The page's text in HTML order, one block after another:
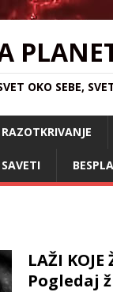
OKO SEBE,
RAZOTKRIVANJE
LAŽI
Pogledaj